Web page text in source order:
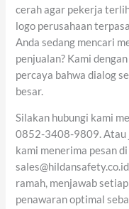
cerah agar pekerja
logo perusahaan
Anda sedang mencari
penjualan? Kami
percaya bahwa dialog
besar.
Silakan hubungi kami
0852-3408-9809. Atau
kami menerima pesan
ramah, menjawab
penawaran optimal